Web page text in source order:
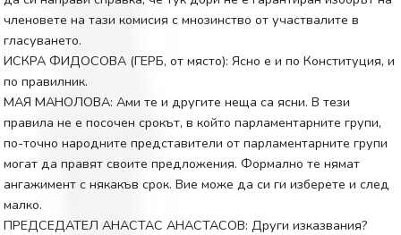
членовете на тази комисия с мнозинство от участвалите в
гласуването.
ИСКРА ФИДОСОВА (ГЕРБ, от място): Ясно е и по Конституция, и
по правилник.
МАЯ МАНОЛОВА: Ами те и другите неща са ясни. В тези
правила не е посочен срокът, в който парламентарните групи,
по-точно народните представители от парламентарните групи
могат да правят своите предложения. Формално те нямат
ангажимент с някакъв срок. Вие може да си ги изберете и след
малко.
ПРЕДСЕДАТЕЛ АНАСТАС АНАСТАСОВ: Други изказвания?